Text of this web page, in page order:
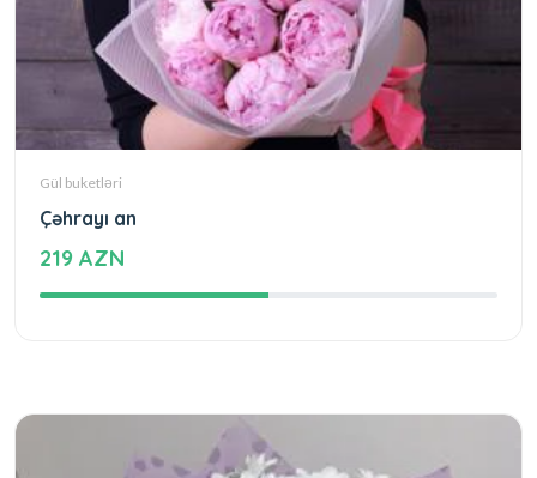
Gül buketləri
Çəhrayı an
219 AZN